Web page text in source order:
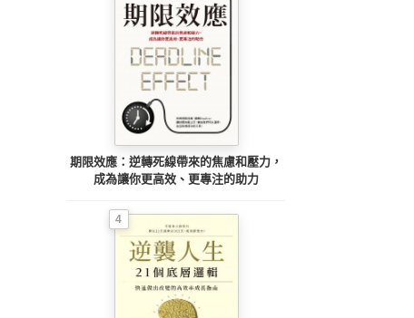
期限效應：逆轉死線帶來的焦慮和壓力，
成為讓你更高效、更專注的助力
4